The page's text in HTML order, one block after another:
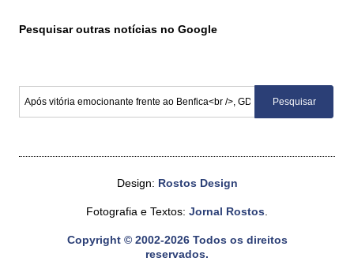
Pesquisar outras notícias no Google
Design: Rostos Design
Fotografia e Textos: Jornal Rostos.
Copyright © 2002-2026 Todos os direitos
reservados.